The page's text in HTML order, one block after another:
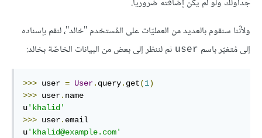
جداولك ولو لم يكن إضافته ضروريا.
ولأنّنا سنقوم بالعديد من العمليّات على المُستخدم "خالد"، لنقم بإسناده
إلى مُتغيّر باسم user ثم لننظر إلى بعض من البيانات الخاصّة بخالد:
>>> user = User. query. get(1)
>>> user. name
u'khalid'
>>> user. email
u'khalid@example.com'